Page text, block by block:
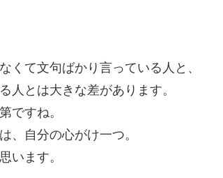
て文句ばかり言っている人と、
とは大きな差があります。
ですね。
自分の心がけ一つ。
います。